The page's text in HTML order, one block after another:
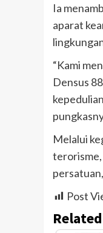
Ia
aparat
“Kami
Densus
Melalui
terorisme,
Post